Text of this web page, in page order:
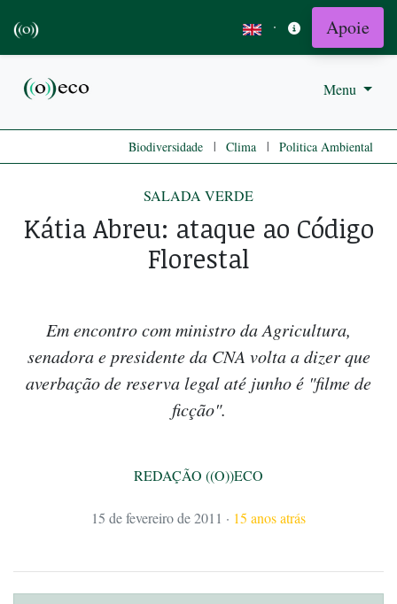
· Apoie
Menu
Biodiversidade | Clima | Politica Ambiental
SALADA VERDE
Kátia Abreu: ataque ao Código
Florestal
Em encontro com ministro da Agricultura,
senadora e presidente da CNA volta a dizer que
averbação de reserva legal até junho é "filme de
ficção".
REDAÇÃO ((O))ECO
15 de fevereiro de 2011 · 15 anos atrás